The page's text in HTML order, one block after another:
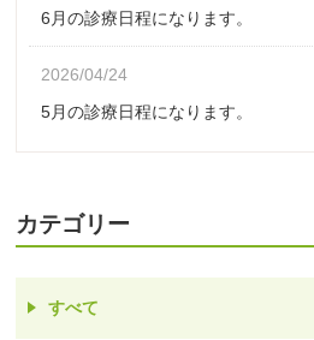
6月の診療日程になります。
2026/04/24
5月の診療日程になります。
カテゴリー
すべて